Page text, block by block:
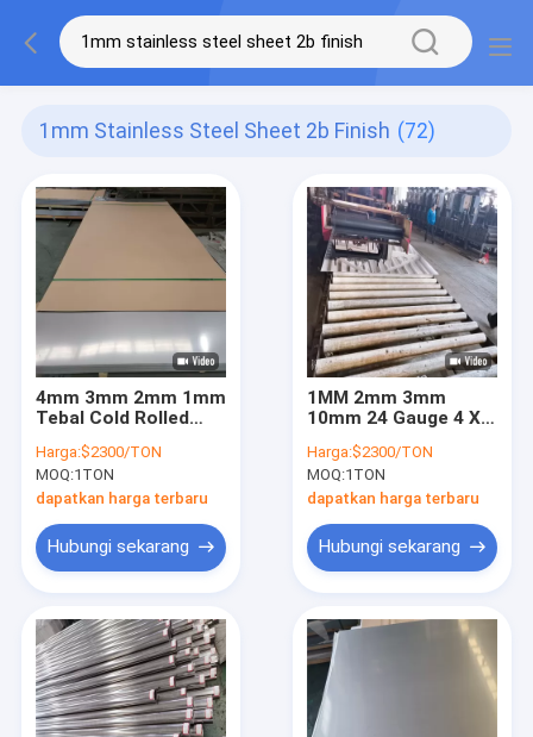
1mm Stainless Steel Sheet 2b Finish (72)
4mm 3mm 2mm 1mm
Tebal Cold Rolled
Sheet Plat Ss 2b
Selesai
Harga:$2300/TON
MOQ:1TON
dapatkan harga terbaru
Hubungi sekarang
1MM 2mm 3mm
10mm 24 Gauge 4 X 8
Steel Cermin Selesai
304 Paduan
Harga:$2300/TON
MOQ:1TON
dapatkan harga terbaru
Hubungi sekarang